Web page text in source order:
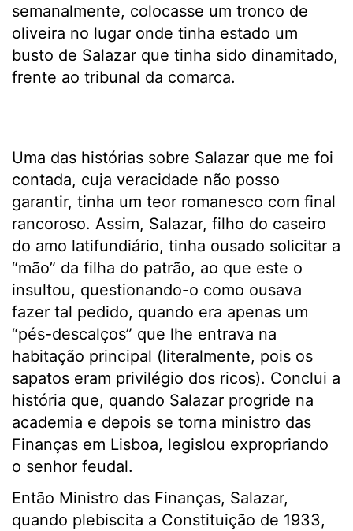
semanalmente, colocasse um tronco de
oliveira no lugar onde tinha estado um
busto de Salazar que tinha sido dinamitado,
frente ao tribunal da comarca.
Uma das histórias sobre Salazar que me foi
contada, cuja veracidade não posso
garantir, tinha um teor romanesco com final
rancoroso. Assim, Salazar, filho do caseiro
do amo latifundiário, tinha ousado solicitar a
“mão” da filha do patrão, ao que este o
insultou, questionando-o como ousava
fazer tal pedido, quando era apenas um
“pés-descalços” que lhe entrava na
habitação principal (literalmente, pois os
sapatos eram privilégio dos ricos). Conclui a
história que, quando Salazar progride na
academia e depois se torna ministro das
Finanças em Lisboa, legislou expropriando
o senhor feudal.
Então Ministro das Finanças, Salazar,
quando plebiscita a Constituição de 1933,